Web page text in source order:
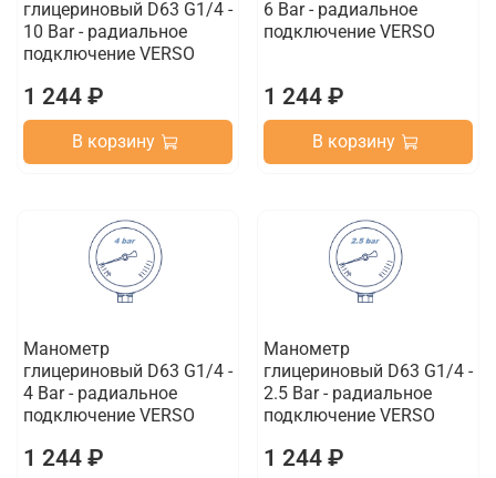
глицериновый D63 G1/4 -
10 Bar - радиальное
подключение VERSO
1 244 ₽
В корзину
6 Bar - радиальное
подключение VERSO
1 244 ₽
В корзину
Манометр
глицериновый D63 G1/4 -
4 Bar - радиальное
подключение VERSO
1 244 ₽
Манометр
глицериновый D63 G1/4 -
2.5 Bar - радиальное
подключение VERSO
1 244 ₽